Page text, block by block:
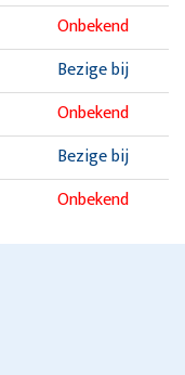
Onbekend
Bezige bij
Onbekend
Bezige bij
Onbekend
Onbekend